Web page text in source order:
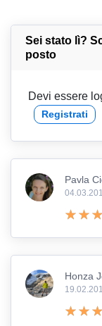
Sei stato lì?
posto
Devi essere
Registrati
Pavla
Honza